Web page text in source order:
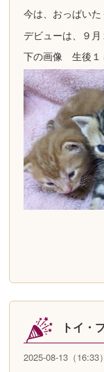
今は、おっぱい
デビューは、９月
下の画像 生後１
トイ・
2025-08-13（16:33）